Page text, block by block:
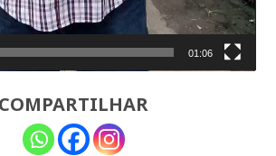
01:06
COMPARTILHAR